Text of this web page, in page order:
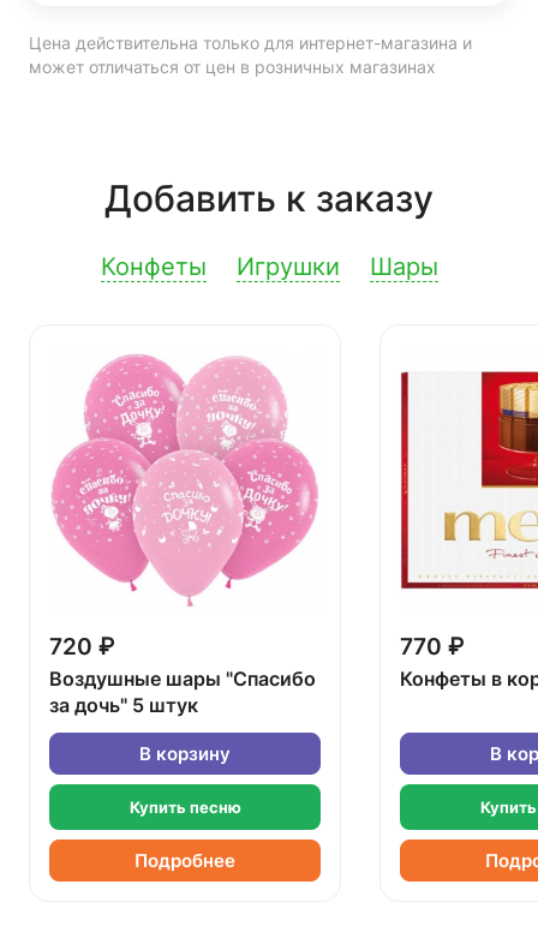
Цена действительна только для интернет-магазина и
может отличаться от цен в розничных магазинах
Добавить к заказу
Конфеты Игрушки Шары
720 ₽
Воздушные шары "Спасибо
за дочь" 5 штук
В корзину
Купить песню
Подробнее
770 ₽
Конфеты в
В